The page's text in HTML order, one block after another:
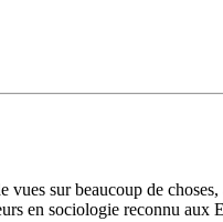
sur beaucoup de
en sociologie reconnu aux